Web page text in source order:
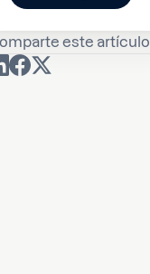
este artículo